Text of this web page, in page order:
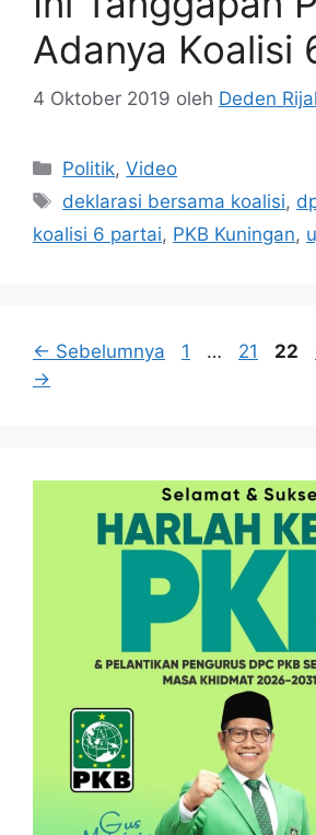
Adanya Koalisi
4 Oktober 2019 oleh Deden
Kategori
Politik,Video
Tag
deklarasi bersama koalisi,
koalisi 6 partai, PKB Kuningan,
← Sebelumnya Halaman
1 … Halaman
21 22
→